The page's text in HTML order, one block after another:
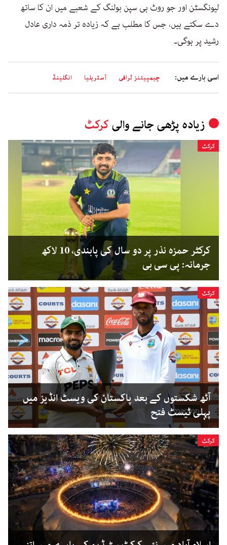
لیونگسٹن اور جو روٹ ہی سپن بولنگ کے شعبے میں ان کا ساتھ
دے سکتے ہیں، جس کا مطلب ہے کہ زیادہ تر ذمہ داری عادل
رشید پر ہوگی۔
اسی بارے میں: چیمپیئنز ٹرافی آسٹریلیا انگلینڈ
زیادہ پڑھی جانے والیکرکٹ
کرکٹ
کرکٹر حمزہ نذر پر دو سال کی پابندی، 10 لاکھ
جرمانہ: پی سی بی
کرکٹ
آٹھ شکستوں کے بعد پاکستان کی ویسٹ انڈیز میں
پہلی ٹیسٹ فتح
کرکٹ